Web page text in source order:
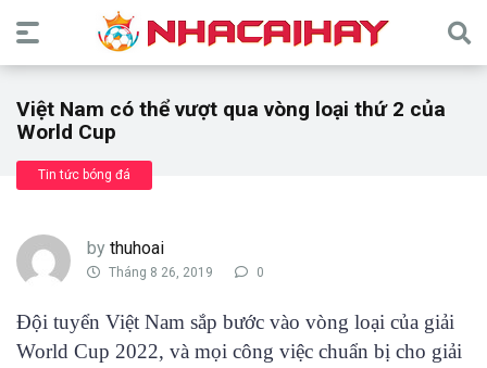
Việt Nam có thể vượt qua vòng loại thứ 2 của
World Cup
Tin tức bóng đá
by thuhoai
Tháng 8 26, 2019 0
Đội tuyển Việt Nam sắp bước vào vòng loại của giải
World Cup 2022, và mọi công việc chuẩn bị cho giải